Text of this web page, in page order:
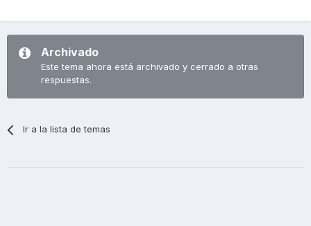
Archivado
Este tema ahora está archivado y cerrado a otras
respuestas.
Ir a la lista de temas